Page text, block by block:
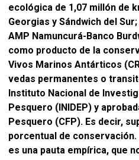
ecológica de 1,07 millón de
Georgias y Sándwich del
AMP Namuncurá-Banco
como producto de la
Vivos Marinos Antárticos
vedas permanentes o
Instituto Nacional de
Pesquero (INIDEP) y
Pesquero (CFP). Es decir,
porcentual de
es una pauta empírica, que